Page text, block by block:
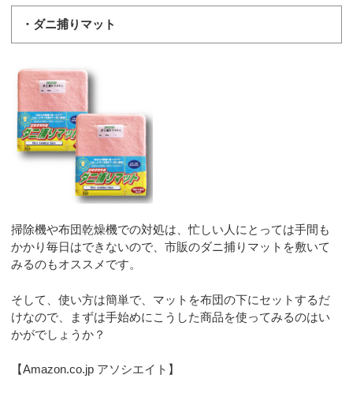
・ダニ捕りマット
掃除機や布団乾燥機での対処は、忙しい人にとっては手間も
かかり毎日はできないので、市販のダニ捕りマットを敷いて
みるのもオススメです。
そして、使い方は簡単で、マットを布団の下にセットするだ
けなので、まずは手始めにこうした商品を使ってみるのはい
かがでしょうか？
【Amazon.co.jp アソシエイト】